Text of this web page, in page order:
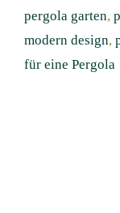
pergola garten,
modern design,
für eine Pergola